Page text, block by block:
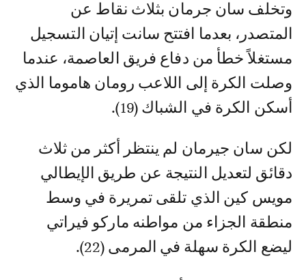
وتخلف سان جرمان بثلاث نقاط عن
المتصدر، بعدما افتتح سانت إتيان التسجيل
مستغلاً خطأ من دفاع فريق العاصمة، عندما
وصلت الكرة إلى اللاعب رومان هاموما الذي
أسكن الكرة في الشباك (19).
لكن سان جيرمان لم ينتظر أكثر من ثلاث
دقائق لتعديل النتيجة عن طريق الإيطالي
مويس كين الذي تلقى تمريرة في وسط
منطقة الجزاء من مواطنه ماركو فيراتي
ليضع الكرة سهلة في المرمى (22).